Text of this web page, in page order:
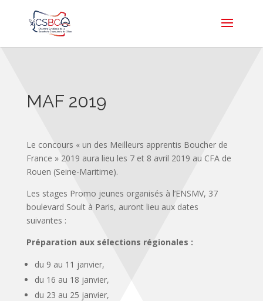
MAF 2019
Le concours « un des Meilleurs apprentis Boucher de
France » 2019 aura lieu les 7 et 8 avril 2019 au CFA de
Rouen (Seine-Maritime).
Les stages Promo jeunes organisés à l’ENSMV, 37
boulevard Soult à Paris, auront lieu aux dates
suivantes :
Préparation aux sélections régionales :
du 9 au 11 janvier,
du 16 au 18 janvier,
du 23 au 25 janvier,